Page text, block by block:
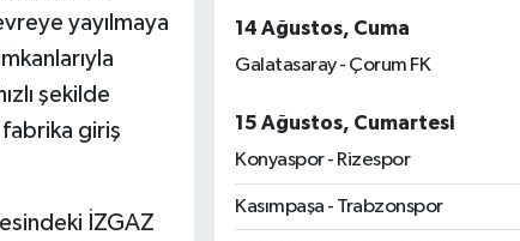
yayılmaya
şekilde
giriş
İZGAZ
14 Ağustos, Cuma
Galatasaray - Çorum FK
15 Ağustos, Cumartesi
Konyaspor - Rizespor
Kasımpaşa - Trabzonspor